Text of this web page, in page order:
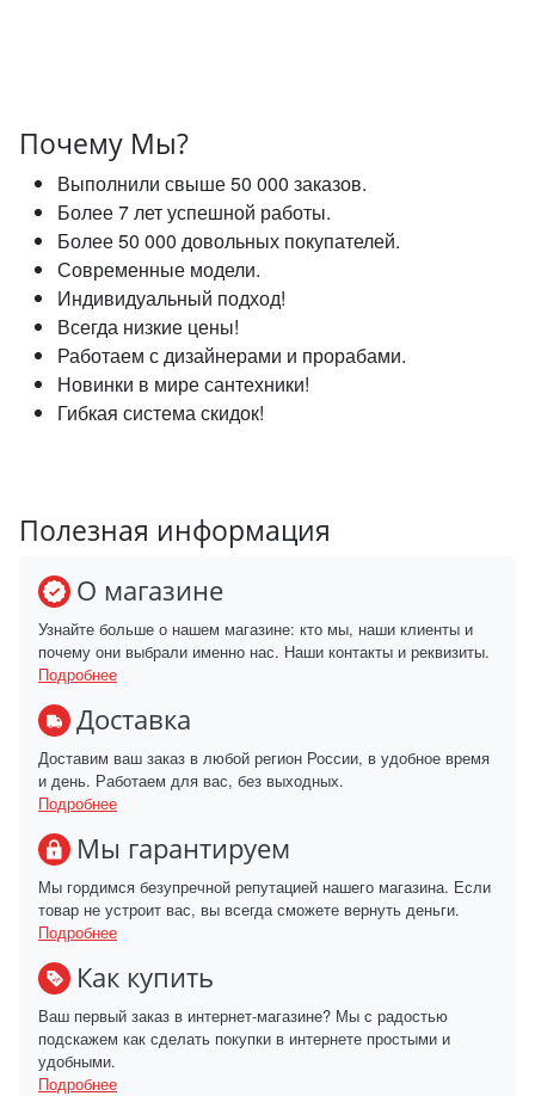
Почему Мы?
Выполнили свыше 50 000 заказов.
Более 7 лет успешной работы.
Более 50 000 довольных покупателей.
Современные модели.
Индивидуальный подход!
Всегда низкие цены!
Работаем с дизайнерами и прорабами.
Новинки в мире сантехники!
Гибкая система скидок!
Полезная информация
О магазине
Узнайте больше о нашем магазине: кто мы, наши клиенты и
почему они выбрали именно нас. Наши контакты и реквизиты.
Подробнее
Доставка
Доставим ваш заказ в любой регион России, в удобное время
и день. Работаем для вас, без выходных.
Подробнее
Мы гарантируем
Мы гордимся безупречной репутацией нашего магазина. Если
товар не устроит вас, вы всегда сможете вернуть деньги.
Подробнее
Как купить
Ваш первый заказ в интернет-магазине? Мы с радостью
подскажем как сделать покупки в интернете простыми и
удобными.
Подробнее